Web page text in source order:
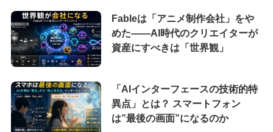
Fableは「アニメ制作会社」をや
めた――AI時代のクリエイターが
資産にすべきは「世界観」
「AIインターフェースの技術的特
異点」とは？ スマートフォン
は”最後の画面”になるのか